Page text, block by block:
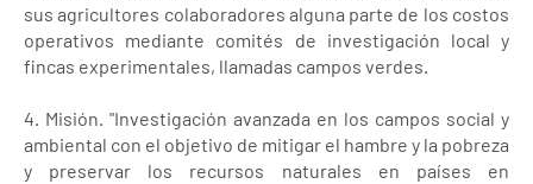
sus agricultores colaboradores alguna parte de los costos
operativos mediante comités de investigación local y
fincas experimentales, llamadas campos verdes.
4. Misión. "Investigación avanzada en los campos social y
ambiental con el objetivo de mitigar el hambre y la pobreza
y preservar los recursos naturales en países en